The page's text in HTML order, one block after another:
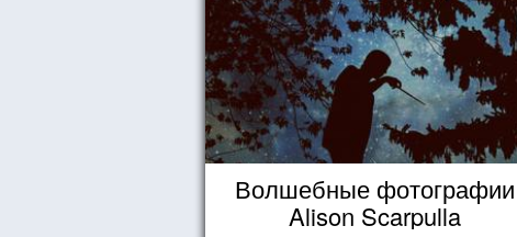
Волшебные фотографии
Alison Scarpulla